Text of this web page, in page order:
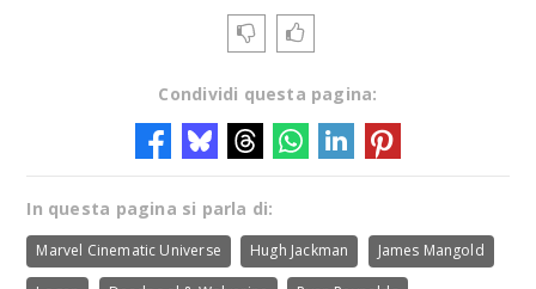
Condividi questa pagina:
In questa pagina si parla di:
Marvel Cinematic Universe Hugh Jackman James Mangold